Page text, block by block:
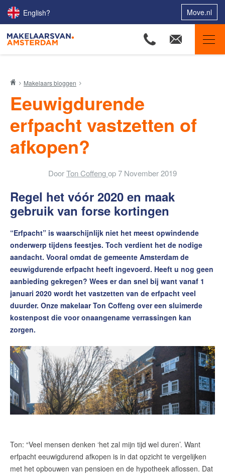
English? Move.nl
Ons aanbod
Woningzoekers
Onze makelaars
Onze expertises
Huis verkopen
Uw huis verhuren
Onze diensten
Contact
Word jij onze nieuwe makelaar?
Woning Waarde Adviesdagen
De waarde van uw woning
Blog
verandert
Lees de blog vanRedactie Makelaars van
Amsterdam
Maak een afspraak
amsterdam@makelaarsvan.nl
+31 (0)20 333 11 10
Makelaars bloggen
Eeuwigdurende
erfpacht vastzetten of
afkopen?
DoorTon Coffengop7 November 2019
Regel het vóór 2020 en maak
gebruik van forse kortingen
“Erfpacht” is waarschijnlijk niet het meest opwindende
onderwerp tijdens feestjes. Toch verdient het de nodige
aandacht. Vooral omdat de gemeente Amsterdam de
eeuwigdurende erfpacht heeft ingevoerd. Heeft u nog geen
aanbieding gekregen? Wees er dan snel bij want vanaf 1
januari 2020 wordt het vastzetten van de erfpacht veel
duurder. Onze makelaar Ton Coffeng over een sluimerde
kostenpost die voor onaangename verrassingen kan
zorgen.
Ton: “Veel mensen denken ‘het zal mijn tijd wel duren’. Want
erfpacht eeuwigdurend afkopen is in dat opzicht te vergelijken
met het opbouwen van pensioen en de hypotheek aflossen. Dat